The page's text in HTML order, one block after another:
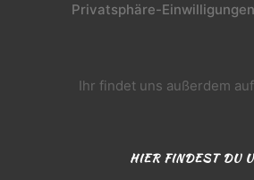
Privatsphäre-
Ihr findet uns außerdem auf
HIER FINDEST DU